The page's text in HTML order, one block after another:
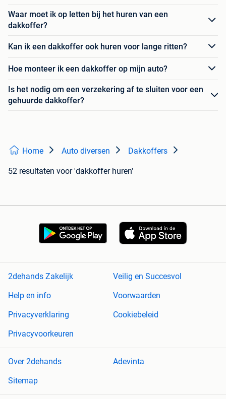
Waar moet ik op letten bij het huren van een
dakkoffer?
Kan ik een dakkoffer ook huren voor lange ritten?
Hoe monteer ik een dakkoffer op mijn auto?
Is het nodig om een verzekering af te sluiten voor een
gehuurde dakkoffer?
Home Auto diversen Dakkoffers
52 resultaten voor 'dakkoffer huren'
2dehands Zakelijk
Veilig en Succesvol
Help en info
Voorwaarden
Privacyverklaring
Cookiebeleid
Privacyvoorkeuren
Over 2dehands
Adevinta
Sitemap